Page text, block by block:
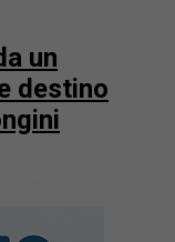
un
destino